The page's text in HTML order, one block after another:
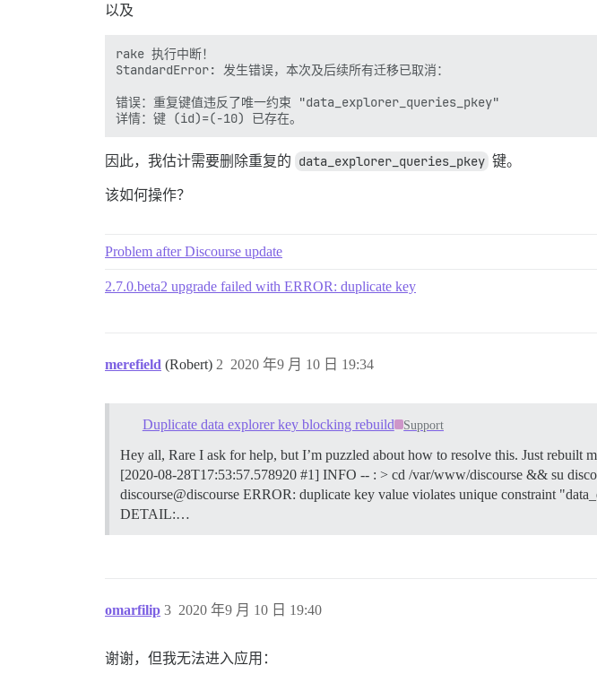
以及
rake 执行中断！
StandardError: 发生错误，本次及后续所有迁移已取消：
错误：重复键值违反了唯一约束 "data_explorer_queries_pkey"
因此，我估计需要删除重复的 data_explorer_queries_pkey 键。
该如何操作？
Problem after Discourse update
2.7.0.beta2 upgrade failed with ERROR: duplicate key
merefield (Robert) 2020 年9 月 10 日 19:34
2
Duplicate data explorer key blocking rebuild Support
Hey all, Rare I ask for help, but I’m puzzled about how to resolve this. Just rebuilt
[2020-08-28T17:53:57.578920 #1] INFO -- : > cd /var/www/discourse && su
discourse@discourse ERROR: duplicate key value violates unique constraint
DETAIL:…
omarfilip 2020 年9 月 10 日 19:40
3
谢谢，但我无法进入应用：